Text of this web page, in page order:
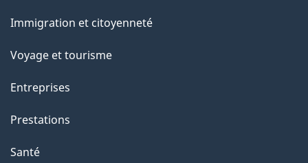
sujets
Immigration et citoyenneté
Voyage et tourisme
Entreprises
Prestations
Santé